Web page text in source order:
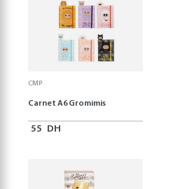
CMP
Carnet A6 Gromimis
55 DH